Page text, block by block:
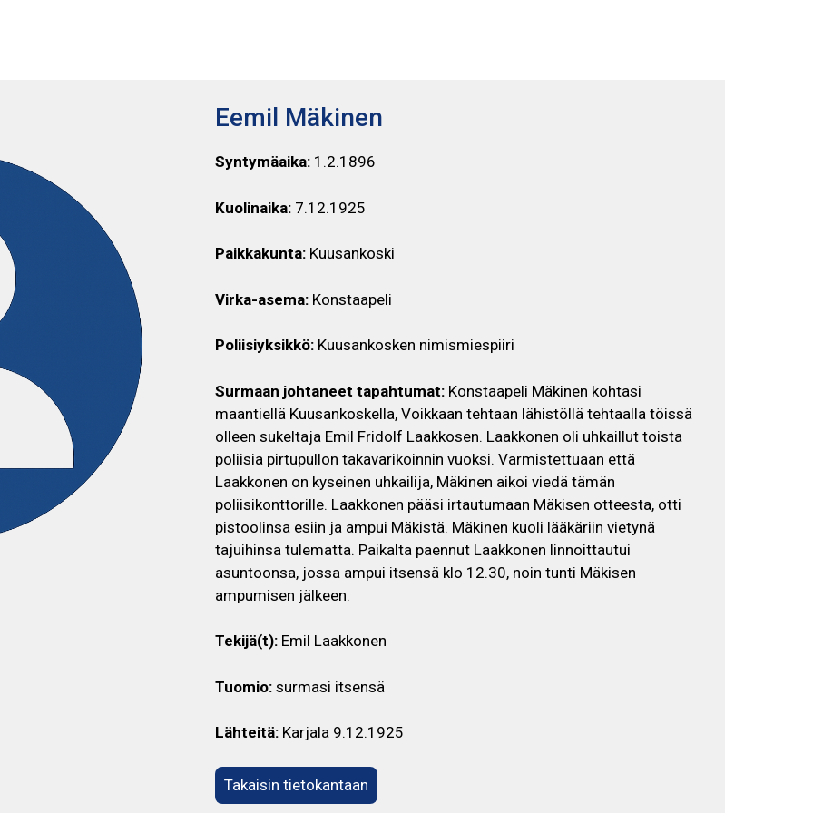
Eemil Mäkinen
Syntymäaika:1.2.1896
Kuolinaika:7.12.1925
Paikkakunta:Kuusankoski
Virka-asema:Konstaapeli
Poliisiyksikkö:Kuusankosken nimismiespiiri
Surmaan johtaneet tapahtumat:Konstaapeli Mäkinen kohtasi
maantiellä Kuusankoskella, Voikkaan tehtaan lähistöllä tehtaalla töissä
olleen sukeltaja Emil Fridolf Laakkosen. Laakkonen oli uhkaillut toista
poliisia pirtupullon takavarikoinnin vuoksi. Varmistettuaan että
Laakkonen on kyseinen uhkailija, Mäkinen aikoi viedä tämän
poliisikonttorille. Laakkonen pääsi irtautumaan Mäkisen otteesta, otti
pistoolinsa esiin ja ampui Mäkistä. Mäkinen kuoli lääkäriin vietynä
tajuihinsa tulematta. Paikalta paennut Laakkonen linnoittautui
asuntoonsa, jossa ampui itsensä klo 12.30, noin tunti Mäkisen
ampumisen jälkeen.
Tekijä(t):Emil Laakkonen
Tuomio:surmasi itsensä
Lähteitä:Karjala 9.12.1925
Takaisin tietokantaan